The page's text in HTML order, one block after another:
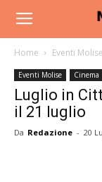
Home Eventi Molise
Eventi Molise Cinema
Luglio in
il 21 luglio
Da Redazione - 20